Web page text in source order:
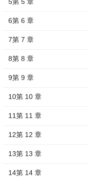
6第 6 章
7第 7 章
8第 8 章
9第 9 章
10第 10 章
11第 11 章
12第 12 章
13第 13 章
14第 14 章